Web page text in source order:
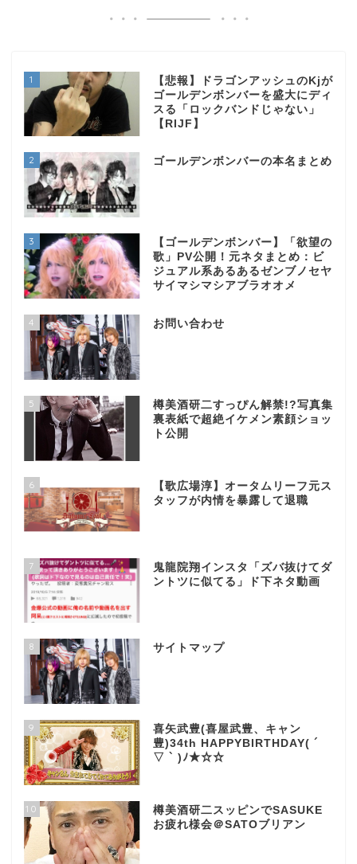
1
【悲報】ドラゴンアッシュのKjが
ゴールデンボンバーを盛大にディ
スる「ロックバンドじゃない」
【RIJF】
2 ゴールデンボンバーの本名まとめ
3
【ゴールデンボンバー】「欲望の
歌」PV公開！元ネタまとめ：ビ
ジュアル系あるあるゼンブノセヤ
サイマシマシアブラオオメ
4 お問い合わせ
5
樽美酒研二すっぴん解禁!?写真集
裏表紙で超絶イケメン素顔ショッ
ト公開
6
【歌広場淳】オータムリーフ元ス
タッフが内情を暴露して退職
7
鬼龍院翔インスタ「ズバ抜けてダ
ントツに似てる」ド下ネタ動画
8 サイトマップ
9
喜矢武豊(喜屋武豊、キャン
豊)34th HAPPYBIRTHDAY( ´
▽ ` )ﾉ★☆☆
10
樽美酒研二スッピンでSASUKE
お疲れ様会＠SATOブリアン